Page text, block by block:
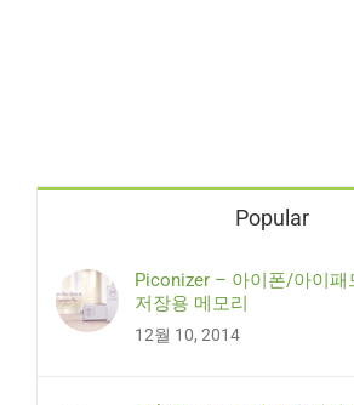
Popular
Piconizer – 아이폰/아이패
저장용 메모리
12월 10, 2014